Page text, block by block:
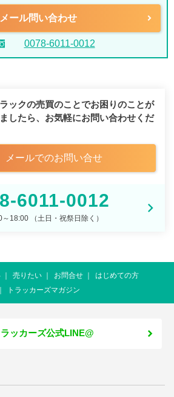
メール問い合わせ
0078-6011-0012
ックの売買のことでお困りのことが
したら、 お気軽にお問い合わせくだ
メールでのお問い合せ
6011-0012
18:00 （土日・祝祭日除く）
売りたい お問合せ
はじめての方
トラッカーズマガジン
ラッカーズ公式LINE@